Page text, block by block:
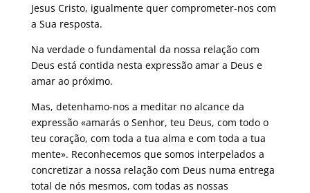
Jesus Cristo, igualmente quer comprometer-nos com
a Sua resposta.
Na verdade o fundamental da nossa relação com
Deus está contida nesta expressão amar a Deus e
amar ao próximo.
Mas, detenhamo-nos a meditar no alcance da
expressão «amarás o Senhor, teu Deus, com todo o
teu coração, com toda a tua alma e com toda a tua
mente». Reconhecemos que somos interpelados a
concretizar a nossa relação com Deus numa entrega
total de nós mesmos, com todas as nossas